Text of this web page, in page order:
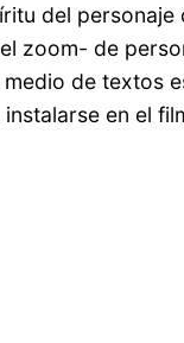
del personaje
zoom- de
de textos
en el